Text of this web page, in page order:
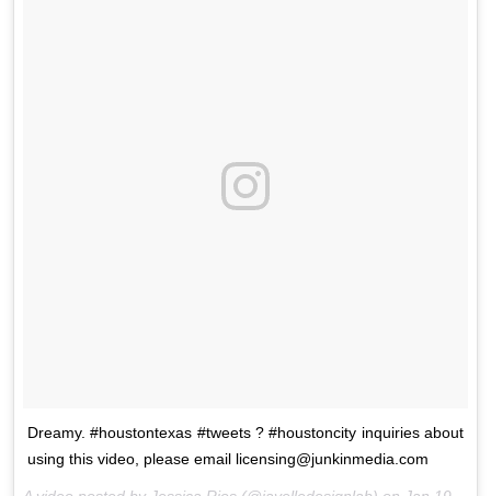
Dreamy. #houstontexas #tweets ? #houstoncity inquiries about
using this video, please email licensing@junkinmedia.com